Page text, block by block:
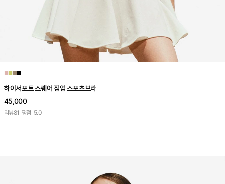
■■■■
하이서포트 스퀘어 집업 스포츠브라
45,000
리뷰81 평점 5.0